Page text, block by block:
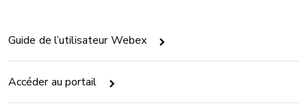
Guide de l’utilisateur Webex
Accéder au portail